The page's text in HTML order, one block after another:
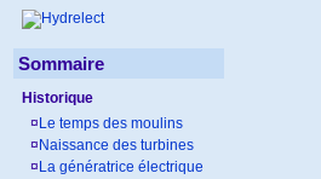
Sommaire
Historique
¤ Le temps des moulins
¤ Naissance des turbines
¤ La génératrice électrique